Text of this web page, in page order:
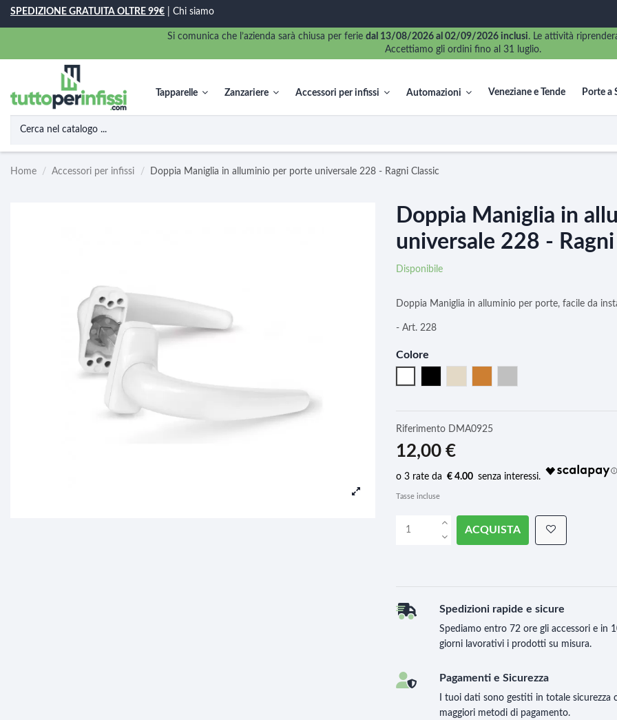
SPEDIZIONE GRATUITA OLTRE 99€ Chi siamo
Si comunica che l’azienda sarà chiusa per ferie dal 13/08/2026 al 02/09/2026 inclusi. Le attività
Accettiamo gli ordini fino al 31 luglio.
Tapparelle Zanzariere Accessori per infissi Automazioni Veneziane e Tende Porte a
Home Accessori per infissi Doppia Maniglia in alluminio per porte universale 228 - Ragni Classic
Doppia Maniglia in
universale 228 - Ragni
Disponibile
Doppia Maniglia in alluminio per porte, facile da
- Art. 228
Colore
Riferimento DMA0925
12,00 €
€ 4.00
Tasse incluse
ACQUISTA
Spedizioni rapide e sicure
Spediamo entro 72 ore gli accessori e in
giorni lavorativi i prodotti su misura.
Pagamenti e Sicurezza
I tuoi dati sono gestiti in totale sicurezza
maggiori metodi di pagamento.